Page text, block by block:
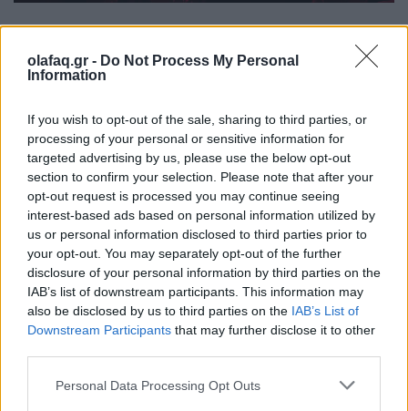
olafaq.gr - Do Not Process My Personal
Information
If you wish to opt-out of the sale, sharing to third parties, or
processing of your personal or sensitive information for
targeted advertising by us, please use the below opt-out
section to confirm your selection. Please note that after your
opt-out request is processed you may continue seeing
interest-based ads based on personal information utilized by
us or personal information disclosed to third parties prior to
your opt-out. You may separately opt-out of the further
disclosure of your personal information by third parties on the
IAB’s list of downstream participants. This information may
also be disclosed by us to third parties on the IAB’s List of
Downstream Participants that may further disclose it to other
Personal Data Processing Opt Outs
Events
Παπαστράτος: 95 χρόνια ιστορίας με το
βλέμμα στραμμένο στο «επόμενο»
28.05.26
Με αφετηρία τον Πειραιά του 1931 και πυξίδα το μέλλον, η
Παπαστράτος γιόρτασε τα 95 χρόνια της και παρουσίασε το
FutuReady Greece.